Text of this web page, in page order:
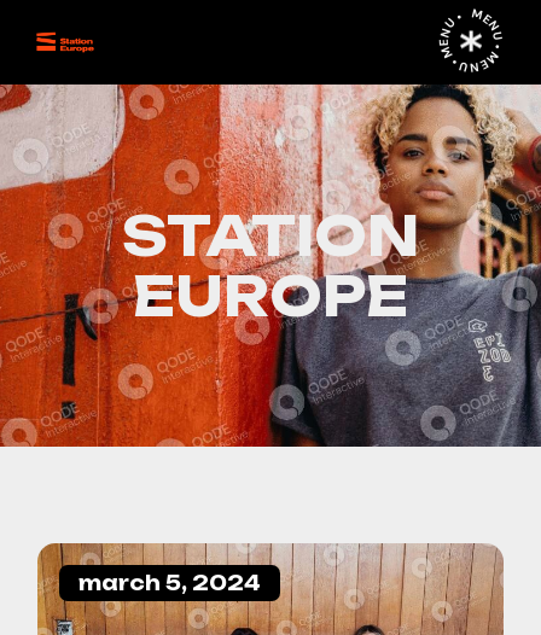
MENU • MENU • MENU •
STATION
EUROPE
march 5, 2024